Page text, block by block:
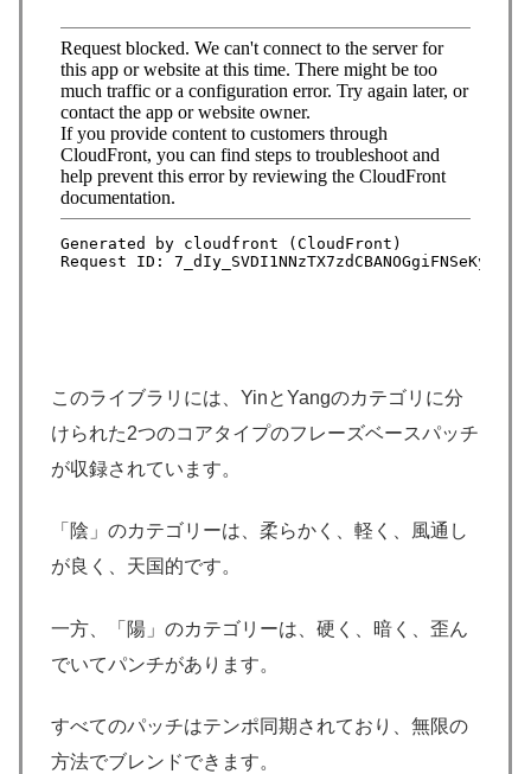
このライブラリには、YinとYangのカテゴリに分
けられた2つのコアタイプのフレーズベースパッチ
が収録されています。
「陰」のカテゴリーは、柔らかく、軽く、風通し
が良く、天国的です。
一方、「陽」のカテゴリーは、硬く、暗く、歪ん
でいてパンチがあります。
すべてのパッチはテンポ同期されており、無限の
方法でブレンドできます。